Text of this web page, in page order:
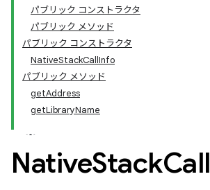
パブリック コンストラクタ
パブリック メソッド
パブリック コンストラクタ
NativeStackCallInfo
パブリック メソッド
getAddress
getLibraryName
NativeStackCall